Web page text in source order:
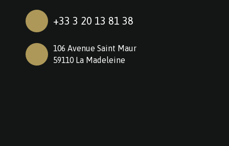
+33 3 20 13 81 38
106 Avenue Saint Maur
59110 La Madeleine